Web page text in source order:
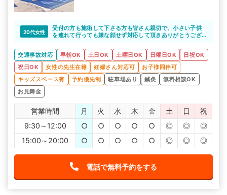
20代女性
受付の方も施術して下さる方も皆さん親切で、小さい子供
を連れて行っても嫌な顔せず対応して頂きありがとうござ
交通事故対応
早朝OK 土日OK 土曜日OK 日曜日OK
日祝OK
祝日OK
女性の先生在籍 妊婦さん対応可
お子様同伴可
キッズスペース有
予約優先制 駐車場あり 鍼灸
無料相談OK
お見舞金
営業時間 月 火 水 木 金 土 日
祝
9:30～12:00
○ ○ ○ ○ ○ ◎ ◎
◎
15:00～20:00
○ ○ ○ ○ ○ ◎ ◎ ◎
電話で無料予約をする